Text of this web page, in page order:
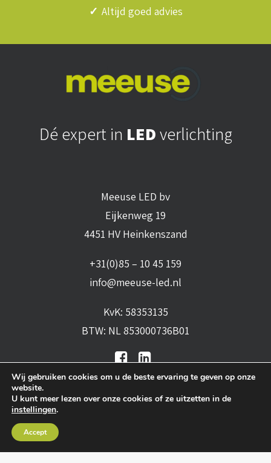
✓ Altijd goed advies
Dé expert in LEDverlichting
Meeuse LED bv
Eijkenweg 19
4451 HV Heinkenszand
+31(0)85 – 10 45 159
info@meeuse-led.nl
KvK: 58353135
BTW: NL 853000736B01
leveringsvoorwaarden
Wij gebruiken cookies om u de beste ervaring te geven op onze
website.
U kunt meer lezen over onze cookies of ze uitzetten in de
instellingen.
Accept